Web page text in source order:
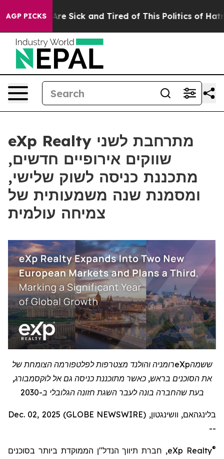
AGP PICKSAre Sick and Tired of This Politics of Hatred”
eXp Realty מתרחבת לשני
שווקים אירופיים חדשים,
מתכננת כניסה לשוק שלישי,
ומסמנת שנה משמעותית של
צמיחה עולמית
רומניה והולנד מצטרפות לפלטפורמה הצומחת שלeXpששמה
את הסוכנים בראש, כאשר מתוכננת כניסה גם אל לוקסמבורג,
בעת שהחברה בונה לעבר השגת חזונה הגלובלי ב-2030
בלינגהאם, וושינגטון, Dec. 02, 2025 (GLOBE NEWSWIRE)
--
®
eXp Realty, חברת תיווך הנדל"ן הממוקדת ביותר בסוכנים